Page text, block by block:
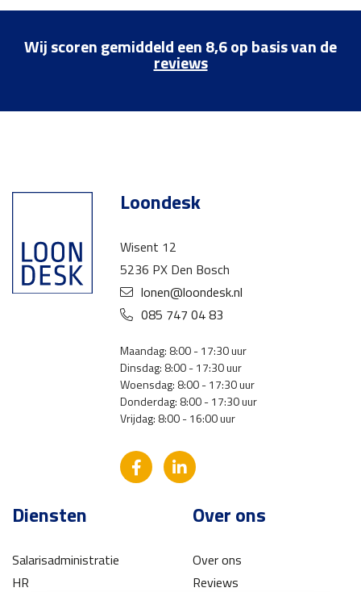
Wij scoren gemiddeld een 8,6 op basis van de
reviews
Loondesk
Wisent 12
5236 PX Den Bosch
lonen@loondesk.nl
085 747 04 83
Maandag: 8:00 - 17:30 uur
Dinsdag: 8:00 - 17:30 uur
Woensdag: 8:00 - 17:30 uur
Donderdag: 8:00 - 17:30 uur
Vrijdag: 8:00 - 16:00 uur
Diensten
Salarisadministratie
HR
Over ons
Over ons
Reviews